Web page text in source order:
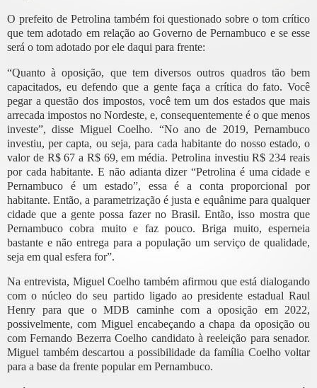
O prefeito de Petrolina também foi questionado sobre o tom crítico
que tem adotado em relação ao Governo de Pernambuco e se esse
será o tom adotado por ele daqui para frente:
“Quanto à oposição, que tem diversos outros quadros tão bem
capacitados, eu defendo que a gente faça a crítica do fato. Você
pegar a questão dos impostos, você tem um dos estados que mais
arrecada impostos no Nordeste, e, consequentemente é o que menos
investe”, disse Miguel Coelho. “No ano de 2019, Pernambuco
investiu, per capta, ou seja, para cada habitante do nosso estado, o
valor de R$ 67 a R$ 69, em média. Petrolina investiu R$ 234 reais
por cada habitante. E não adianta dizer “Petrolina é uma cidade e
Pernambuco é um estado”, essa é a conta proporcional por
habitante. Então, a parametrização é justa e equânime para qualquer
cidade que a gente possa fazer no Brasil. Então, isso mostra que
Pernambuco cobra muito e faz pouco. Briga muito, esperneia
bastante e não entrega para a população um serviço de qualidade,
seja em qual esfera for”.
Na entrevista, Miguel Coelho também afirmou que está dialogando
com o núcleo do seu partido ligado ao presidente estadual Raul
Henry para que o MDB caminhe com a oposição em 2022,
possivelmente, com Miguel encabeçando a chapa da oposição ou
com Fernando Bezerra Coelho candidato à reeleição para senador.
Miguel também descartou a possibilidade da família Coelho voltar
para a base da frente popular em Pernambuco.